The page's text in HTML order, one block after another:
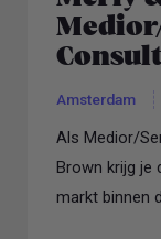
Amsterdam
Als Medior/
Brown krijg je
markt binnen